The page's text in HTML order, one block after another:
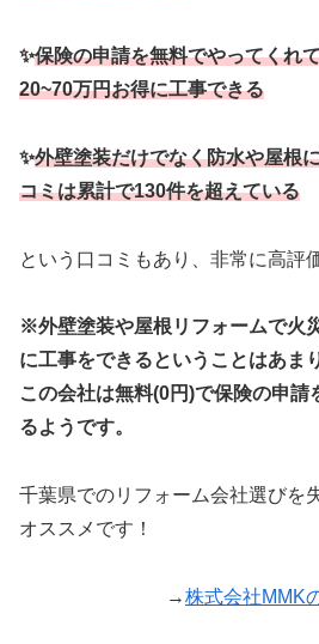
✨保険の申請を無料でやってくれ
20~70万円お得に工事できる
✨外壁塗装だけでなく防水や屋根
コミは累計で130件を超えている
という口コミもあり、非常に高評
※外壁塗装や屋根リフォームで火
に工事をできるということはあま
この会社は無料(0円)で保険の申請
るようです。
千葉県でのリフォーム会社選びを
オススメです！
→株式会社MMK